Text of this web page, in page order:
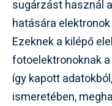
sugárzást használ
hatására
Ezeknek a kilépő
fotoelektronoknak a
így kapott
ismeretében,